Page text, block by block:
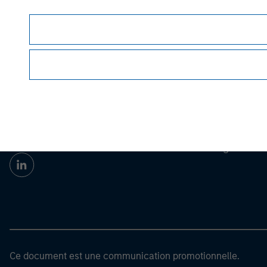
Ce document est une communication promotionnelle.